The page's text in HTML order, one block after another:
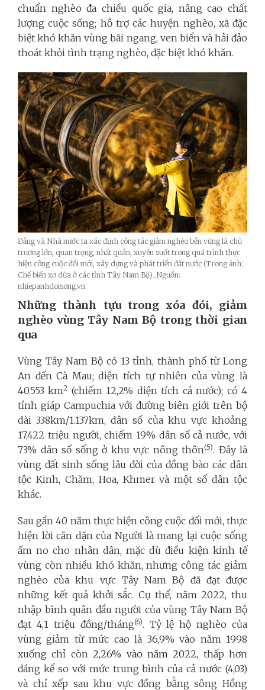
chuẩn nghèo đa chiều quốc gia, nâng cao chất
lượng cuộc sống; hỗ trợ các huyện nghèo, xã đặc
biệt khó khăn vùng bãi ngang, ven biển và hải đảo
thoát khỏi tình trạng nghèo, đặc biệt khó khăn.
Đảng và Nhà nước ta xác định công tác giảm nghèo bền vững là chủ
trương lớn, quan trọng, nhất quán, xuyên suốt trong quá trình thực
hiện công cuộc đổi mới, xây dựng và phát triển đất nước (Trong ảnh:
Chế biến xơ dừa ở các tỉnh Tây Nam Bộ)_Nguồn:
nhiepanhdoisong.vn
Những thành tựu trong xóa đói, giảm
nghèo vùng Tây Nam Bộ trong thời gian
qua
Vùng Tây Nam Bộ có 13 tỉnh, thành phố từ Long
An đến Cà Mau; diện tích tự nhiên của vùng là
40.553 km2 (chiếm 12,2% diện tích cả nước); có 4
tỉnh giáp Campuchia với đường biên giới trên bộ
dài 338km/1.137km, dân số của khu vực khoảng
17,422 triệu người, chiếm 19% dân số cả nước, với
73% dân số sống ở khu vực nông thôn(5). Đây là
vùng đất sinh sống lâu đời của đồng bào các dân
tộc Kinh, Chăm, Hoa, Khmer và một số dân tộc
khác.
Sau gần 40 năm thực hiện công cuộc đổi mới, thực
hiện lời căn dặn của Người là mang lại cuộc sống
ấm no cho nhân dân, mặcdù điều kiện kinh tế
vùng còn nhiều khó khăn, nhưngcông tác giảm
nghèo của khu vực Tây Nam Bộ đã đạt được
những kết quả khởi sắc. Cụ thể, năm 2022, thu
nhập bình quân đầu người của vùng Tây Nam Bộ
đạt 4,1 triệu đồng/tháng(6). Tỷ lệ hộ nghèo của
vùng giảm từ mức cao là 36,9% vào năm 1998
xuống chỉ còn 2,26% vào năm 2022, thấp hơn
đáng kể so với mức trung bình của cả nước (4,03)
và chỉ xếp sau khu vực đồng bằng sông Hồng